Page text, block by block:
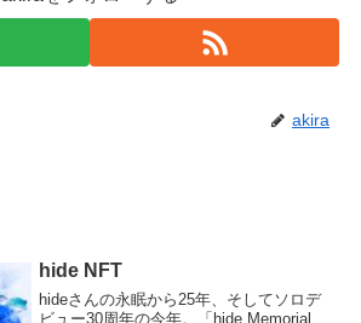
akira
hide NFT
hideさんの永眠から25年、そしてソロデ
ビュー30周年の今年。「hide Memorial